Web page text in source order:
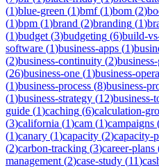
(1)blue-green (1)bmf(1)bom (2)
(1)bpm (1)brand (2)branding (1)
(1)budget (3)budgeting (6)build-
software (1)business-apps (1)
(2)business-continuity (2)
(26)business-one (1)business-
(1)business-process (8)business-
(1)business-strategy (12)business-
guide (1)caching (6)calculation-
(3)california (1)cam (1)campaigns
(1)canary (1)capacity (2)capacity-
(2)carbon-tracking (3)career-plans
management (2)case-study (11)